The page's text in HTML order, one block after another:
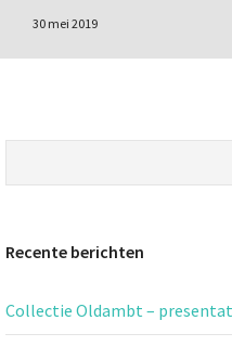
30 mei 2019
Recente berichten
Collectie Oldambt –